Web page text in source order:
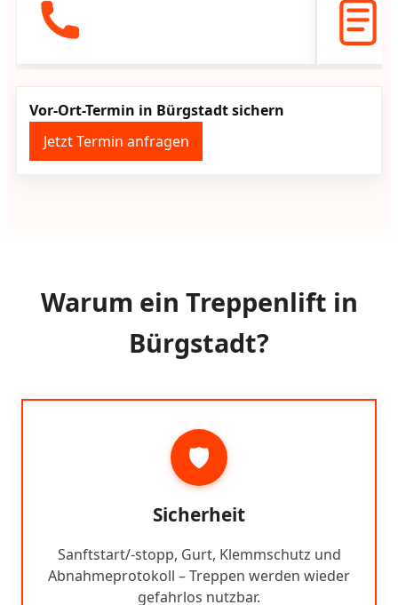
Vor-Ort-Termin in Bürgstadt sichern
Jetzt Termin anfragen
Warum ein Treppenlift in
Bürgstadt?
🛡️
Sicherheit
Sanftstart/-stopp, Gurt, Klemmschutz und
Abnahmeprotokoll – Treppen werden wieder
gefahrlos nutzbar.